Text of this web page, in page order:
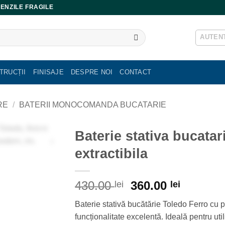
FRAGILE
FINISAJE DESPRE NOI CONTACT
/ BATERII MONOCOMANDA BUCATARIE
Baterie stativa
extractibila
430.00 lei
Prețul
a
fost:
360.00 lei
este:
360.00
Baterie stativă bucătărie Toledo Ferro cu
funcționalitate excelentă. Ideală pentru